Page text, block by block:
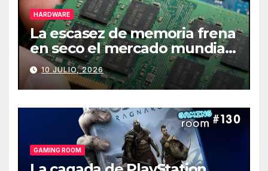
HARDWARE
La escasez de memoria frena
en seco el mercado mundial
de PCs
10 JULIO, 2026
GAMING ROOM